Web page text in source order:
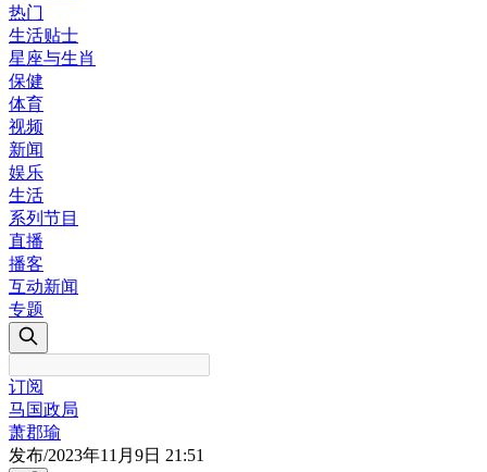
热门
生活贴士
星座与生肖
保健
体育
视频
新闻
娱乐
生活
系列节目
直播
播客
互动新闻
专题
订阅
马国政局
萧郡瑜
发布/2023年11月9日 21:51